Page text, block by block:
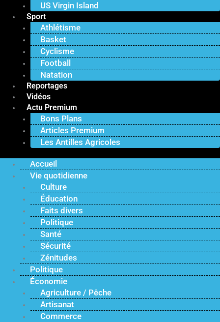
US Virgin Island
Sport
Athlétisme
Basket
Cyclisme
Football
Natation
Reportages
Vidéos
Actu Premium
Bons Plans
Articles Premium
Les Antilles Agricoles
Accueil
Vie quotidienne
Culture
Éducation
Faits divers
Politique
Santé
Sécurité
Zénitudes
Politique
Économie
Agriculture / Pêche
Artisanat
Commerce